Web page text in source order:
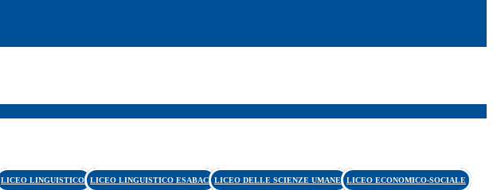
LICEO LINGUISTICO LICEO LINGUISTICO ESABAC LICEO DELLE SCIENZE UMANE LICEO ECONOMICO-SOCIALE